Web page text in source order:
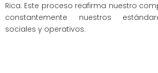
Rica. Este proceso reafirma nuestro
constantemente nuestros
sociales y operativos.